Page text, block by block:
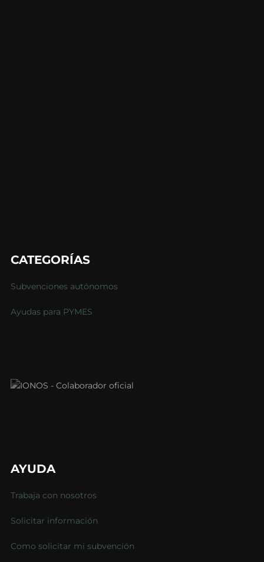
CATEGORÍAS
Subvenciones autónomos
Ayudas para PYMES
AYUDA
Trabaja con nosotros
Solicitar información
Como solicitar mi subvención